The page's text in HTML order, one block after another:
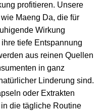
profitieren. Unsere
Maeng Da, die für
Wirkung
tiefe Entspannung
aus reinen Quellen
in ganz
Linderung sind.
oder Extrakten
die tägliche Routine